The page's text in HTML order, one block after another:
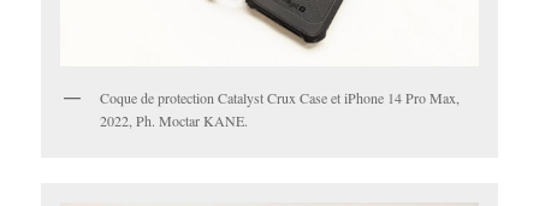
Coque de protection Catalyst Crux Case et iPhone 14 Pro Max,
2022, Ph. Moctar KANE.